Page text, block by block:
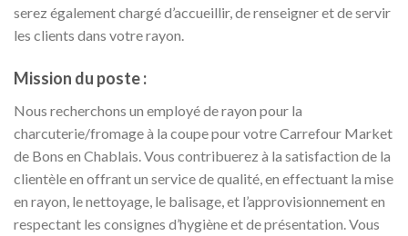
serez également chargé d’accueillir, de renseigner et de servir
les clients dans votre rayon.
Mission du poste :
Nous recherchons un employé de rayon pour la
charcuterie/fromage à la coupe pour votre Carrefour Market
de Bons en Chablais. Vous contribuerez à la satisfaction de la
clientèle en offrant un service de qualité, en effectuant la mise
en rayon, le nettoyage, le balisage, et l’approvisionnement en
respectant les consignes d’hygiène et de présentation. Vous